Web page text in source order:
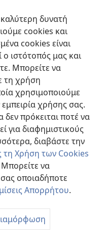
δυνατή
cookies και
cookies είναι
ο ιστότοπός μας και
Μπορείτε να
τη χρήση
χρησιμοποιούμε
χρήσης σας.
πρόκειται ποτέ να
για διαφημιστικούς
διαβάστε την
τη Χρήση των Cookies
να
οποιαδήποτε
Απορρήτου.
Tract Society of Pennsylvania.
|ΡΥΘΜΙΣΕΙΣ ΑΠΟΡΡΗΤΟΥ